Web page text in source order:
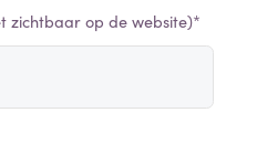
zichtbaar op de website)*